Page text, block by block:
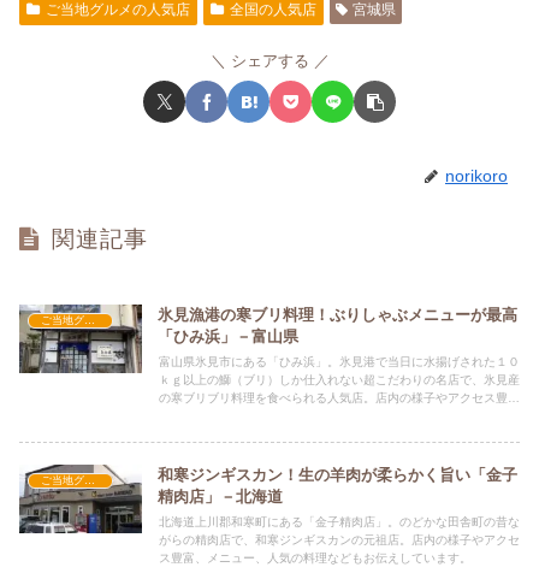
ご当地グルメの人気店 全国の人気店 宮城県
シェアする
norikoro
関連記事
ご当地グルメの人気店
氷見漁港の寒ブリ料理！ぶりしゃぶメニューが最高
「ひみ浜」－富山県
富山県氷見市にある「ひみ浜」。氷見港で当日に水揚げされた１０
ｋｇ以上の鰤（ブリ）しか仕入れない超こだわりの名店で、氷見産
の寒ブリブリ料理を食べられる人気店。店内の様子やアクセス豊
ご当地グルメの人気店
和寒ジンギスカン！生の羊肉が柔らかく旨い「金子
精肉店」－北海道
北海道上川郡和寒町にある「金子精肉店」。のどかな田舎町の昔な
がらの精肉店で、和寒ジンギスカンの元祖店。店内の様子やアクセ
ス豊富、メニュー、人気の料理などもお伝えしています。